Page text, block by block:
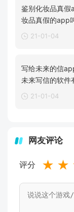
鉴别化妆品真
妆品真假的app
21-01-04
写给未来的信
未来写信的软件
21-01-04
网友评论
评分 ★ ★